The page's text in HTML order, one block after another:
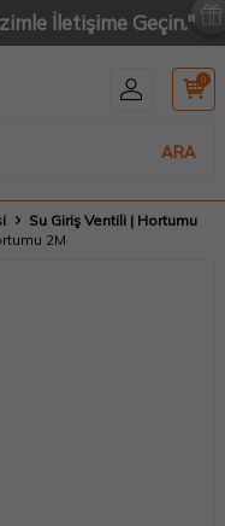
İletişime Geçin."
ARA
0
Su Giriş Ventili | Hortumu
2M